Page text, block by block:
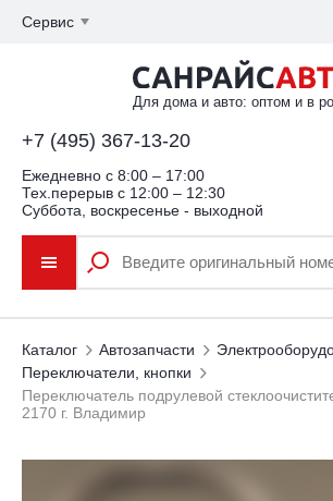
Сервис
Для дома и авто: оптом и в
+7 (495) 367-13-20
Ежедневно c 8:00 – 17:00
Тех.перерыв с 12:00 – 12:30
Суббота, воскресенье - выходной
Каталог Автозапчасти
Переключатели, кнопки
Переключатель подрулевой
2170 г. Владимир